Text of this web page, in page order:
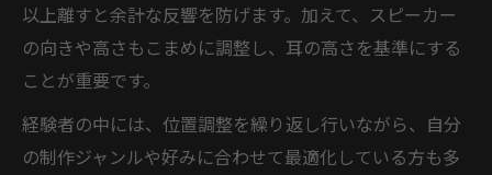
以上離すと余計な反響を防げます。加えて、スピーカー
の向きや高さもこまめに調整し、耳の高さを基準にする
ことが重要です。
経験者の中には、位置調整を繰り返し行いながら、自分
の制作ジャンルや好みに合わせて最適化している方も多